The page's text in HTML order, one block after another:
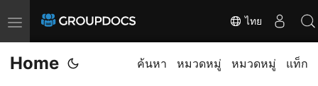
T
o
g
ไทย
Home ค้นหา หมวดหมู่ หมวดหมู่ แท็ก